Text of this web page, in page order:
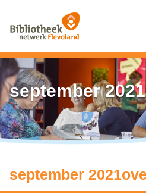
september 2021
september